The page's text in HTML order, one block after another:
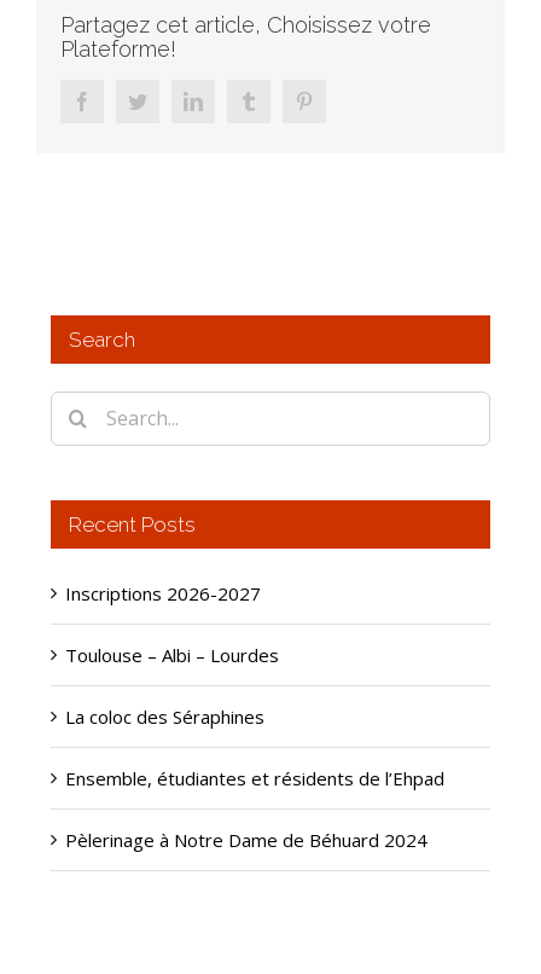
Partagez cet article, Choisissez votre
Plateforme!
facebook twitter linkedin tumblr
Search
Search
for:
Recent Posts
Inscriptions 2026-2027
Toulouse – Albi – Lourdes
La coloc des Séraphines
Ensemble, étudiantes et résidents de l’Ehpad
Pèlerinage à Notre Dame de Béhuard 2024